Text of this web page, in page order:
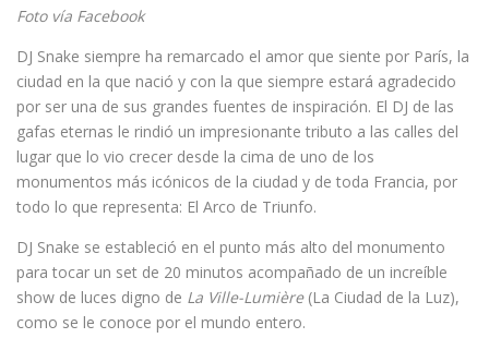
Foto vía Facebook
DJ Snake siempre ha remarcado el amor que siente por París, la
ciudad en la que nació y con la que siempre estará agradecido
por ser una de sus grandes fuentes de inspiración. El DJ de las
gafas eternas le rindió un impresionante tributo a las calles del
lugar que lo vio crecer desde la cima de uno de los
monumentos más icónicos de la ciudad y de toda Francia, por
todo lo que representa: El Arco de Triunfo.
DJ Snake se estableció en el punto más alto del monumento
para tocar un set de 20 minutos acompañado de un increíble
show de luces digno de La Ville-Lumière(La Ciudad de la Luz),
como se le conoce por el mundo entero.